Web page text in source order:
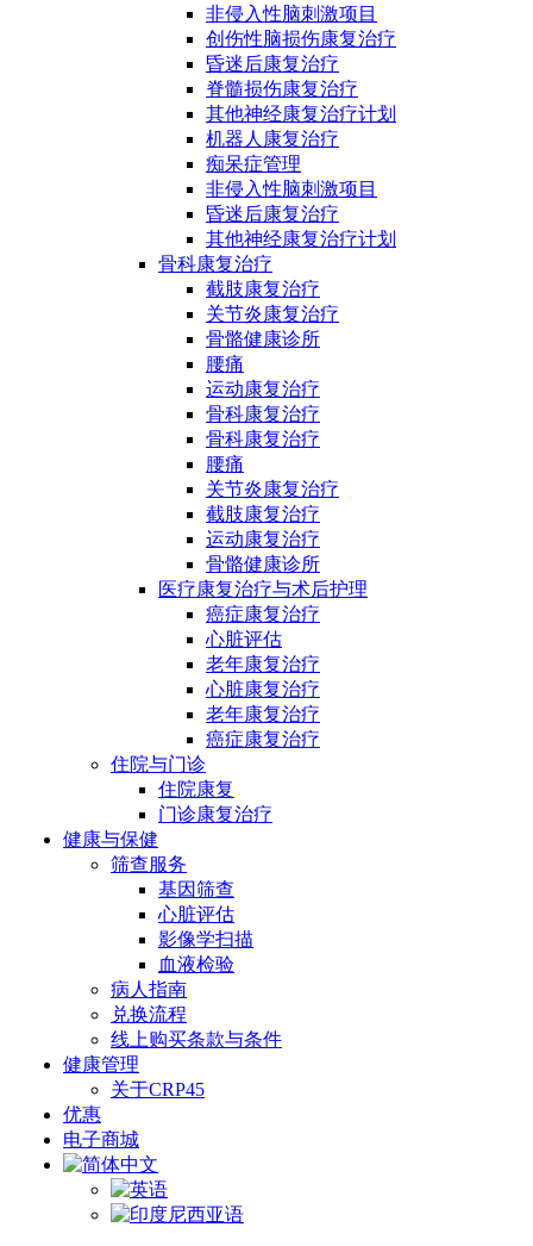
非侵入性脑刺激项目
创伤性脑损伤康复治疗
昏迷后康复治疗
脊髓损伤康复治疗
其他神经康复治疗计划
机器人康复治疗
痴呆症管理
非侵入性脑刺激项目
昏迷后康复治疗
其他神经康复治疗计划
骨科康复治疗
截肢康复治疗
关节炎康复治疗
骨骼健康诊所
腰痛
运动康复治疗
骨科康复治疗
骨科康复治疗
腰痛
关节炎康复治疗
截肢康复治疗
运动康复治疗
骨骼健康诊所
医疗康复治疗与术后护理
癌症康复治疗
心脏评估
老年康复治疗
心脏康复治疗
老年康复治疗
癌症康复治疗
住院与门诊
住院康复
门诊康复治疗
健康与保健
筛查服务
基因筛查
心脏评估
影像学扫描
血液检验
病人指南
兑换流程
线上购买条款与条件
健康管理
关于CRP45
优惠
电子商城